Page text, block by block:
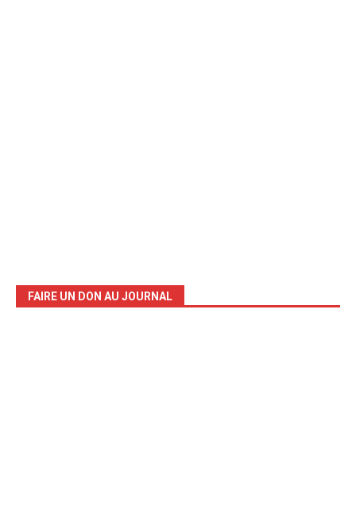
FAIRE UN DON AU JOURNAL